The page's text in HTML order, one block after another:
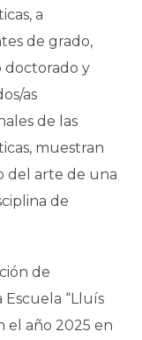
a
de grado,
doctorado y
as
de las
muestran
del arte de una
de
de
“Lluís
el año 2025 en